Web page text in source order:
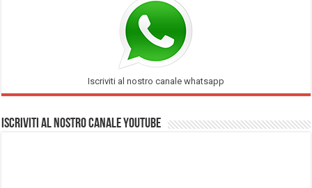
Iscriviti al nostro canale whatsapp
Iscriviti al nostro Canale Youtube